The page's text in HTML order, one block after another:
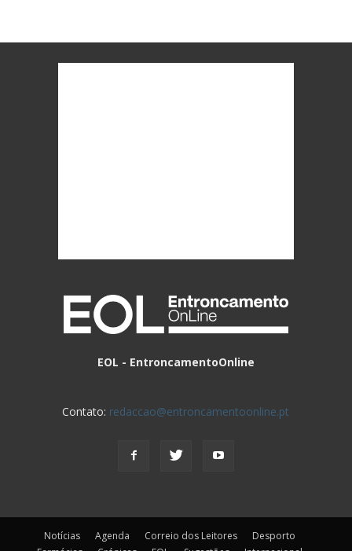
EOL - EntroncamentoOnline
Contato: redaccao@entroncamentoonline.pt
Notícias Agenda Correio dos Leitores
Desporto